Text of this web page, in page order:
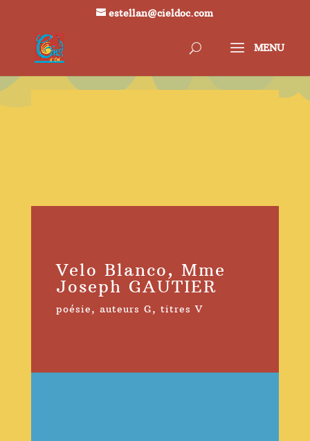
estellan@cieldoc.com
Velo Blanco, Mme
Joseph GAUTIER
poésie, auteurs G, titres V